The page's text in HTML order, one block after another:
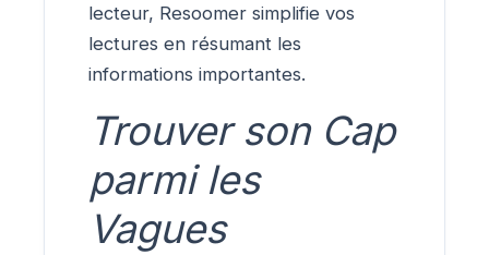
lecteur, Resoomer simplifie vos
lectures en résumant les
informations importantes.
Trouver son Cap
parmi les
Vagues